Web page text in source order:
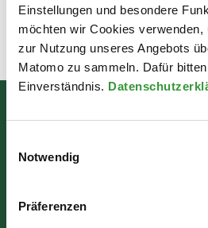
Einstellungen und besondere
möchten wir Cookies
zur Nutzung unseres Angebots
Matomo zu sammeln. Dafür
Einverständnis.
Notwendig
Präferenzen
Zuletzt aktualisiert am: 17.06.2026
Bürgerinformation
Rathausplatz 1